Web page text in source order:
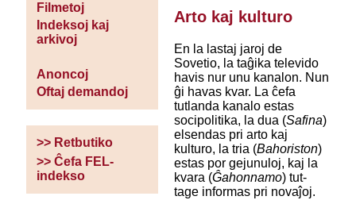
Filmetoj
Indeksoj kaj
arkivoj
Anoncoj
Oftaj demandoj
>> Retbutiko
>> Ĉefa FEL-
indekso
Arto kaj kulturo
En la lastaj jaroj de
Sovetio, la taĝika televido
havis nur unu kanalon. Nun
ĝi havas kvar. La ĉefa
tutlanda kanalo estas
socipolitika, la dua (Safina)
elsendas pri arto kaj
kulturo, la tria (Bahoriston)
estas por gejunuloj, kaj la
kvara (Ĝahonnamo) tut-
tage informas pri novaĵoj.